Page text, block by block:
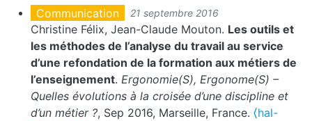
Communication 21 septembre 2016
Christine Félix, Jean-Claude Mouton. Les outils et
les méthodes de l’analyse du travail au service
d’une refondation de la formation aux métiers de
l’enseignement. Ergonomie(S), Ergonome(S) –
Quelles évolutions à la croisée d’une discipline et
d’un métier ?, Sep 2016, Marseille, France. ⟨hal-